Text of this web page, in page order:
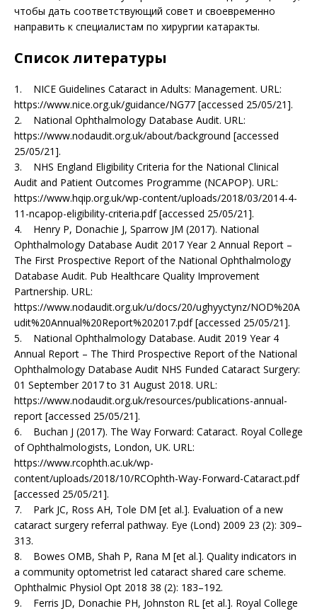
чтобы дать соответствующий совет и свое­временно
направить к специалистам по хирургии катаракты.
Список литературы
1. NICE Guidelines Cataract in Adults: Management. URL:
https://www.nice.org.uk/guidance/NG77 [accessed 25/05/21].
2. National Ophthalmology Database Audit. URL:
https://www.nodaudit.org.uk/about/background [accessed
25/05/21].
3. NHS England Eligibility Criteria for the National Clinical
Audit and Patient Outcomes Programme (NCAPOP). URL:
https://www.hqip.org.uk/wp-content/uploads/2018/03/2014-4-
11-ncapop-eligibility-criteria.pdf [accessed 25/05/21].
4. Henry P, Donachie J, Sparrow JM (2017). National
Ophthalmology Database Audit 2017 Year 2 Annual Report –
The First Prospective Report of the National Ophthalmology
Database Audit. Pub Healthcare Quality Improvement
Partnership. URL:
https://www.nodaudit.org.uk/u/docs/20/ughyyctynz/NOD%20A
udit%20Annual%20Report%202017.pdf [accessed 25/05/21].
5. National Ophthalmology Database. Audit 2019 Year 4
Annual Report – The Third Prospective Report of the National
Ophthalmology Database Audit NHS Funded Cataract Surgery:
01 September 2017 to 31 August 2018. URL:
https://www.nodaudit.org.uk/resources/publications-annual-
report [accessed 25/05/21].
6. Buchan J (2017). The Way Forward: Cataract. Royal College
of Ophthalmologists, London, UK. URL:
https://www.rcophth.ac.uk/wp-
content/uploads/2018/10/RCOphth-Way-Forward-Cataract.pdf
[accessed 25/05/21].
7. Park JC, Ross AH, Tole DM [et al.]. Evaluation of a new
cataract surgery referral pathway. Eye (Lond) 2009 23 (2): 309–
313.
8. Bowes OMB, Shah P, Rana M [et al.]. Quality indicators in
a community optometrist led cataract shared care scheme.
Ophthalmic Physiol Opt 2018 38 (2): 183–192.
9. Ferris JD, Donachie PH, Johnston RL [et al.]. Royal College